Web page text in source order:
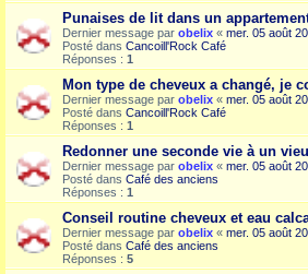
Punaises de lit dans un
Dernier message par obelix « mer. 05 août
Posté dans Cancoill'Rock Café
Réponses : 1
Mon type de cheveux a changé, je
Dernier message par obelix « mer. 05 août
Posté dans Cancoill'Rock Café
Réponses : 1
Redonner une seconde vie à un
Dernier message par obelix « mer. 05 août
Posté dans Café des anciens
Réponses : 1
Conseil routine cheveux et eau
Dernier message par obelix « mer. 05 août
Posté dans Café des anciens
Réponses : 5